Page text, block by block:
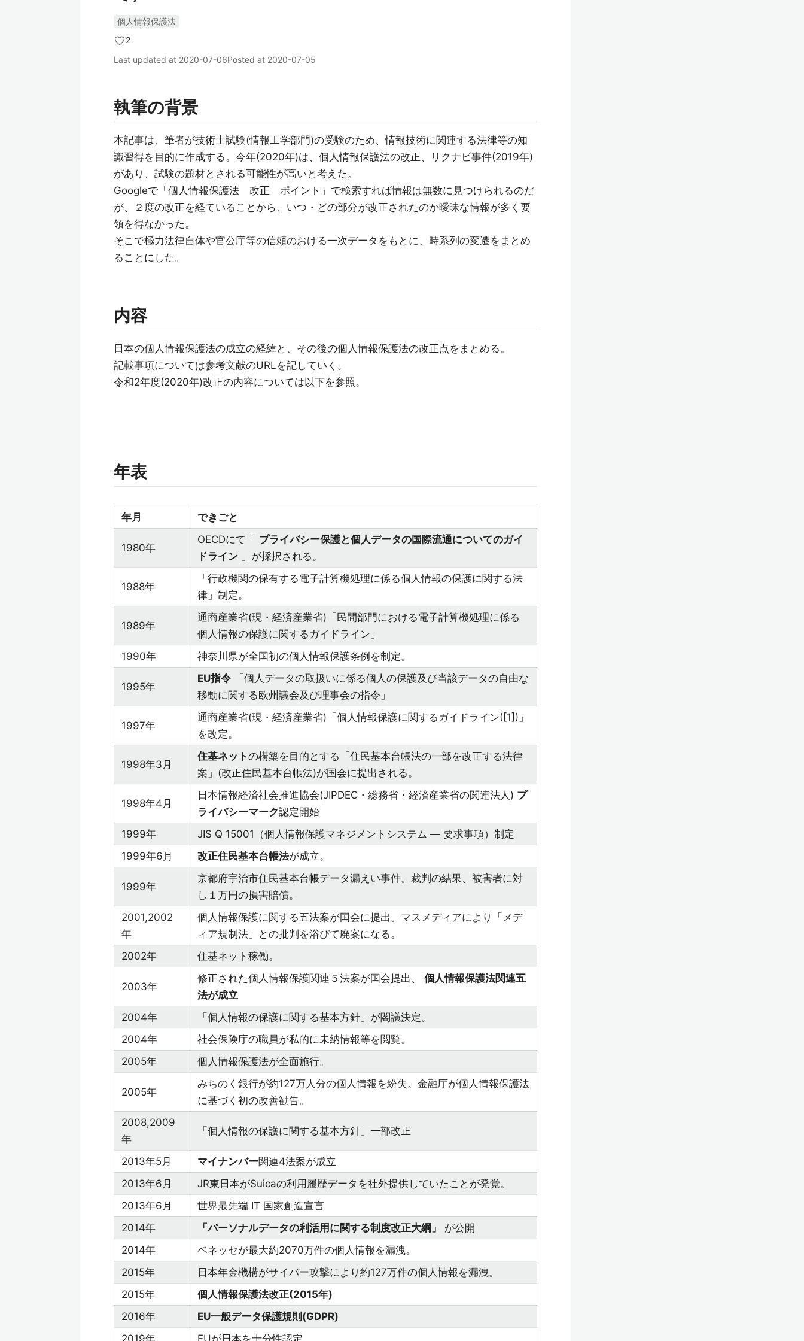
個人情報保護法
2
Last updated at 2020-07-06Posted at 2020-07-05
執筆の背景
本記事は、筆者が技術士試験(情報工学部門)の受験のため、情報技術に関連する法律等の知
識習得を目的に作成する。今年(2020年)は、個人情報保護法の改正、リクナビ事件(2019年)
があり、試験の題材とされる可能性が高いと考えた。
Googleで「個人情報保護法 改正 ポイント」で検索すれば情報は無数に見つけられるのだ
が、２度の改正を経ていることから、いつ・どの部分が改正されたのか曖昧な情報が多く要
領を得なかった。
そこで極力法律自体や官公庁等の信頼のおける一次データをもとに、時系列の変遷をまとめ
ることにした。
内容
日本の個人情報保護法の成立の経緯と、その後の個人情報保護法の改正点をまとめる。
記載事項については参考文献のURLを記していく。
令和2年度(2020年)改正の内容については以下を参照。
年表
年月 できごと
1980年
OECDにて「 プライバシー保護と個人データの国際流通についてのガイ
ドライン 」が採択される。
1988年
「行政機関の保有する電子計算機処理に係る個人情報の保護に関する法
律」制定。
1989年
通商産業省(現・経済産業省)「民間部門における電子計算機処理に係る
個人情報の保護に関するガイドライン」
1990年
神奈川県が全国初の個人情報保護条例を制定。
1995年
EU指令 「個人データの取扱いに係る個人の保護及び当該データの自由な
移動に関する欧州議会及び理事会の指令」
1997年
通商産業省(現・経済産業省)「個人情報保護に関するガイドライン([1])」
を改定。
1998年3月
住基ネットの構築を目的とする「住民基本台帳法の一部を改正する法律
案」(改正住民基本台帳法)が国会に提出される。
1998年4月
日本情報経済社会推進協会(JIPDEC・総務省・経済産業省の関連法人) プ
ライバシーマーク認定開始
1999年
JIS Q 15001（個人情報保護マネジメントシステム ― 要求事項）制定
1999年6月
改正住民基本台帳法が成立。
1999年
京都府宇治市住民基本台帳データ漏えい事件。裁判の結果、被害者に対
し１万円の損害賠償。
2001,2002
年
個人情報保護に関する五法案が国会に提出。マスメディアにより「メデ
ィア規制法」との批判を浴びて廃案になる。
2002年
住基ネット稼働。
2003年
修正された個人情報保護関連５法案が国会提出、 個人情報保護法関連五
法が成立
2004年
「個人情報の保護に関する基本方針」が閣議決定。
2004年
社会保険庁の職員が私的に未納情報等を閲覧。
2005年
個人情報保護法が全面施行。
2005年
みちのく銀行が約127万人分の個人情報を紛失。金融庁が個人情報保護法
に基づく初の改善勧告。
2008,2009
年
「個人情報の保護に関する基本方針」一部改正
2013年5月 マイナンバー関連4法案が成立
2013年6月
JR東日本がSuicaの利用履歴データを社外提供していたことが発覚。
2013年6月
世界最先端 IT 国家創造宣言
2014年
「パーソナルデータの利活用に関する制度改正大綱」
が公開
2014年
ベネッセが最大約2070万件の個人情報を漏洩。
2015年
日本年金機構がサイバー攻撃により約127万件の個人情報を漏洩。
2015年
個人情報保護法改正(2015年)
2016年
EU一般データ保護規則(GDPR)
2019年
EUが日本を十分性認定。